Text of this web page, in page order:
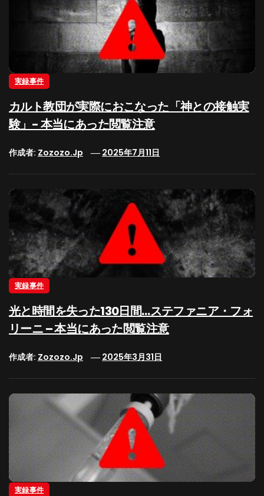
実録事件
カルト教団が実際におこなった「神との接触実
験」- 本当にあった閲覧注意
作成者: Zozozo.jp 2025年7月11日
実録事件
光と時間を失った130日間…ステファニア・フォ
リーニ – 本当にあった閲覧注意
作成者: Zozozo.jp 2025年3月31日
実録事件